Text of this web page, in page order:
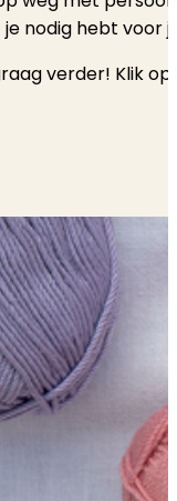
nodig hebt voor
verder! Klik